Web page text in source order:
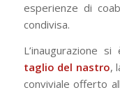
esperienze di
condivisa.
L’inaugurazione
taglio del nastro,
conviviale offerto